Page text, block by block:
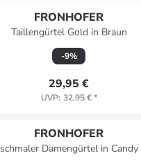
FRONHOFER
Taillengürtel Gold in Braun
-9%
29,95 €
UVP: 32,95 €*
FRONHOFER
schmaler Damengürtel in Candy